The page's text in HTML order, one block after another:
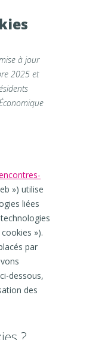
à jour
2025 et
») utilise
liées
»).
par
dessous,
des
?